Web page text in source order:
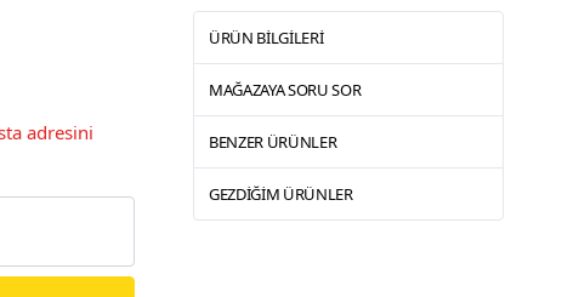
adresini
ÜRÜN BILGILERI
MAĞAZAYA SORU SOR
BENZER ÜRÜNLER
GEZDIĞIM ÜRÜNLER